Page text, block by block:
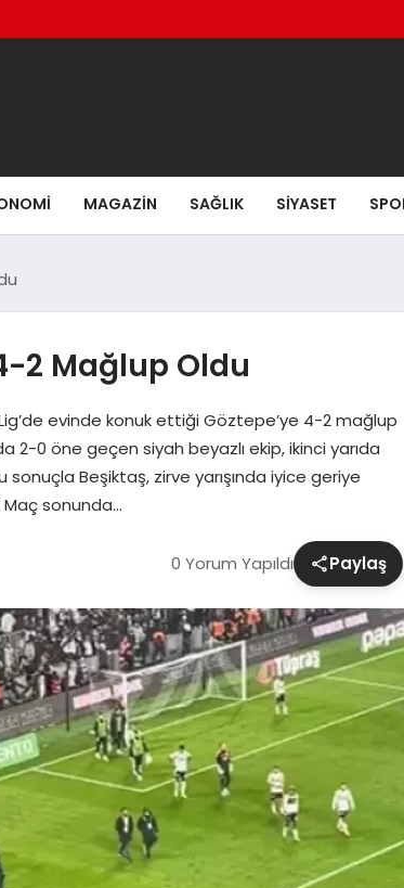
MAGAZIN SAĞLIK SIYASET
2 Mağlup Oldu
evinde konuk ettiği Göztepe’ye 4-2 mağlup
2-0 öne geçen siyah beyazlı ekip, ikinci yarıda
Beşiktaş, zirve yarışında iyice geriye
sonunda…
0 Yorum Yapıldı Paylaş